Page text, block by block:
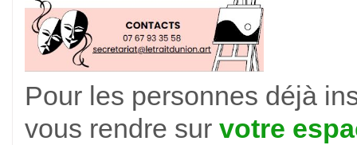
Pour les personnes déjà
vous rendre sur votre